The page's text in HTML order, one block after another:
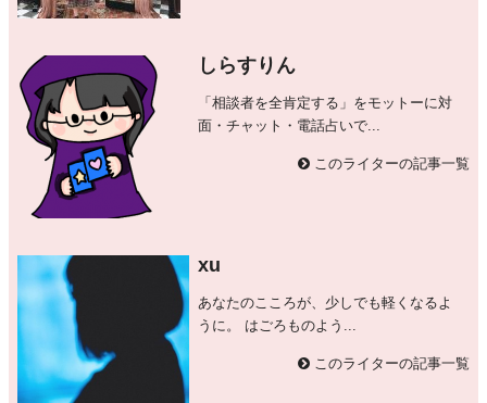
しらすりん
「相談者を全肯定する」をモットーに対
面・チャット・電話占いで...
このライターの記事一覧
xu
あなたのこころが、少しでも軽くなるよ
うに。 はごろものよう...
このライターの記事一覧